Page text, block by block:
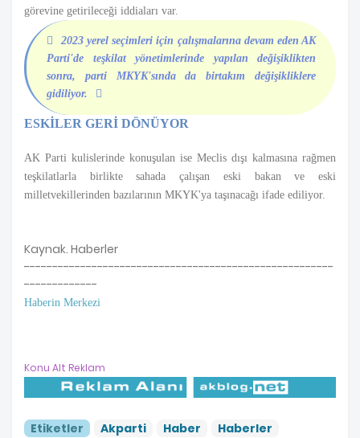
görevine getirileceği iddiaları var.
2023 yerel seçimleri için çalışmalarına devam eden AK
Parti'de teşkilat yönetimlerinde yapılan değişiklikten
sonra, parti MKYK'sında da birtakım değişikliklere
gidiliyor.
ESKİLER GERİ DÖNÜYOR
AK Parti kulislerinde konuşulan ise Meclis dışı kalmasına rağmen
teşkilatlarla birlikte sahada çalışan eski bakan ve eski
milletvekillerinden bazılarının MKYK'ya taşınacağı ifade ediliyor.
Kaynak. Haberler
-------------------------------------------------------
-------------
Haberin Merkezi
Konu Alt Reklam
Etiketler Akparti Haber
Haberler